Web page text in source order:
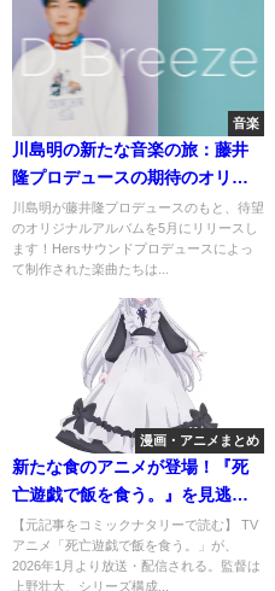
音楽
川島明の新たな音楽の旅：藤井
隆プロデュースの期待のオリジ
ナルアルバム
川島明が藤井隆プロデュースのもと、待望
のオリジナルアルバムを5月にリリースし
ます！Hersサウンドプロデュースによっ
て制作された楽曲たちは...
漫画・アニメまとめ
新たな食のアニメが登場！『死
亡遊戯で飯を食う。』を見逃す
な！
【元記事をコミックナタリーで読む】 TV
アニメ「死亡遊戯で飯を食う。」が、
2026年1月より放送・配信される。監督は
上野壮大、シリーズ構成...